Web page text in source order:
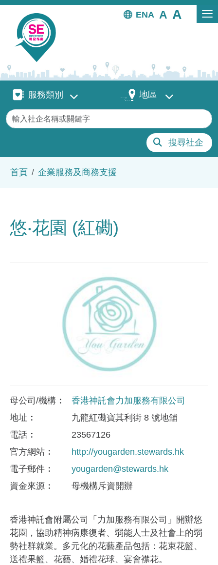
移至主內容
EN
服務類別服務類別 地區 地區
關鍵字
搜尋社企
首頁 企業服務及商務支援
悠‧花園 (紅磡)
母公司/機構
香港神託會力加服務有限公司
地址
九龍紅磡寶其利街 8 號地舖
電話
23567126
官方網站
http://yougarden.stewards.hk
電子郵件
yougarden@stewards.hk
資金來​源
母機構斥資開辦
香港神託會附屬公司「力加服務有限公司」開辦悠
花園，協助精神病康復者、弱能人士及社會上的弱
勢社群就業。多元化的花藝產品包括：花束花籃、
送禮果籃、花藝、婚禮花球、宴會襟花。